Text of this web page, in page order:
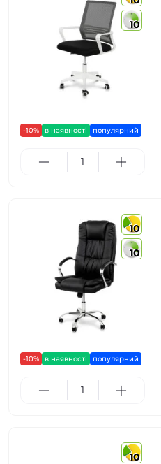
10
-10% в наявності популярний
10
10
-10% в наявності популярний
10